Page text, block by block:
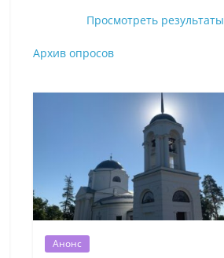
Просмотреть результаты
Архив опросов
Анонс